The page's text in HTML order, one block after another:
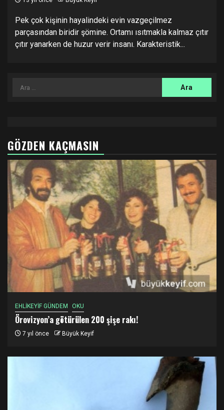
Pek çok kişinin hayalindeki evin vazgeçilmez
parçasından biridir şömine. Ortamı ısıtmakla kalmaz çıtır
çıtır yanarken de huzur verir insanı. Karakteristik...
Arama:
GÖZDEN KAÇMASIN
EHLİKEYİF GÜNDEM OKU
Örovizyon’a götürülen 200 şişe rakı!
7 yıl önce Büyük Keyif